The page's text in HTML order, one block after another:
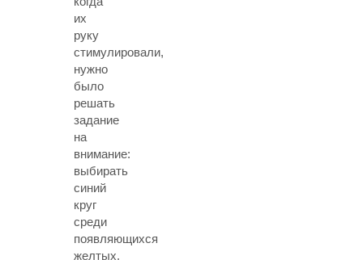
их
руку
стимулировали,
нужно
было
решать
задание
на
внимание:
выбирать
синий
круг
среди
появляющихся
желтых.